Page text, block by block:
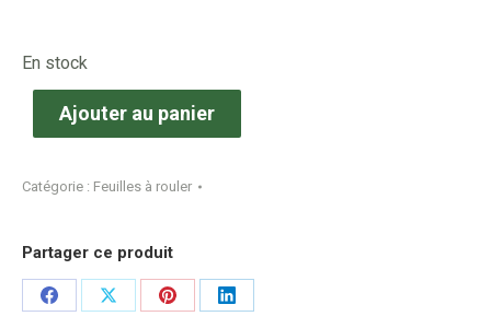
En stock
Ajouter au panier
Catégorie : Feuilles à rouler
Partager ce produit
Share
Share
Share
Share